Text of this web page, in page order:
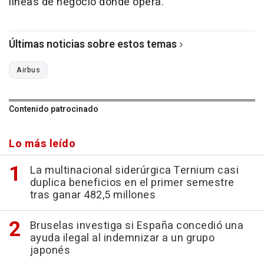
Últimas noticias sobre estos temas
Airbus
Contenido patrocinado
Lo más leído
La multinacional siderúrgica Ternium casi
duplica beneficios en el primer semestre
tras ganar 482,5 millones
Bruselas investiga si España concedió una
ayuda ilegal al indemnizar a un grupo
japonés